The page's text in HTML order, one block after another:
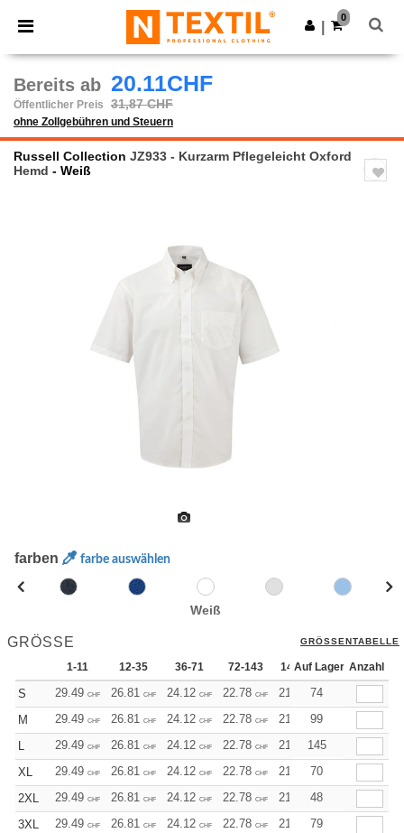
× Ntextil App
Bessere Preise in der App!
App holen
0
Bereits ab 20.11CHF
Öffentlicher Preis 31,87 CHF
ohne Zollgebühren und Steuern
Russell Collection JZ933 - Kurzarm Pflegeleicht Oxford
Hemd - Weiß
farben farbe auswählen
Weiß
GRÖSSE GRÖSSENTABELLE
1-11 12-35 36-71 72-143 144-287 288 +
Auf Lager Anzahl
S 29.49 CHF 26.81 CHF 24.12 CHF 22.78 CHF 21.45 CHF
74
M
29.49 CHF 26.81 CHF 24.12 CHF 22.78 CHF 21.45 CHF
99
L
29.49 CHF 26.81 CHF 24.12 CHF 22.78 CHF 21.45 CHF
145
XL
29.49 CHF 26.81 CHF 24.12 CHF 22.78 CHF 21.45 CHF
70
2XL
29.49 CHF 26.81 CHF 24.12 CHF 22.78 CHF 21.45 CHF
48
3XL
29.49 CHF 26.81 CHF 24.12 CHF 22.78 CHF 21.45 CHF
79